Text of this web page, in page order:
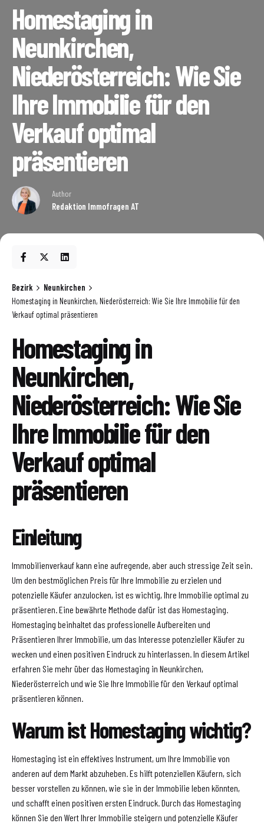
Homestaging in
Neunkirchen,
Niederösterreich: Wie Sie
Ihre Immobilie für den
Verkauf optimal
präsentieren
Author
Redaktion Immofragen AT
Bezirk
Neunkirchen
Homestaging in Neunkirchen, Niederösterreich: Wie Sie Ihre Immobilie für den
Verkauf optimal präsentieren
Homestaging in
Neunkirchen,
Niederösterreich: Wie Sie
Ihre Immobilie für den
Verkauf optimal
präsentieren
Einleitung
Immobilienverkauf kann eine aufregende, aber auch stressige Zeit sein.
Um den bestmöglichen Preis für Ihre Immobilie zu erzielen und
potenzielle Käufer anzulocken, ist es wichtig, Ihre Immobilie optimal zu
präsentieren. Eine bewährte Methode dafür ist das Homestaging.
Homestaging beinhaltet das professionelle Aufbereiten und
Präsentieren Ihrer Immobilie, um das Interesse potenzieller Käufer zu
wecken und einen positiven Eindruck zu hinterlassen. In diesem Artikel
erfahren Sie mehr über das Homestaging in Neunkirchen,
Niederösterreich und wie Sie Ihre Immobilie für den Verkauf optimal
präsentieren können.
Warum ist Homestaging wichtig?
Homestaging ist ein effektives Instrument, um Ihre Immobilie von
anderen auf dem Markt abzuheben. Es hilft potenziellen Käufern, sich
besser vorstellen zu können, wie sie in der Immobilie leben könnten,
und schafft einen positiven ersten Eindruck. Durch das Homestaging
können Sie den Wert Ihrer Immobilie steigern und potenzielle Käufer